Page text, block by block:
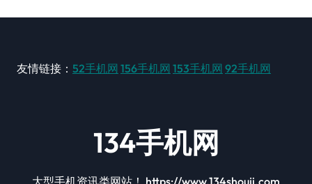
友情链接： 52手机网 156手机网 153手机网 92手机网
134手机网
大型手机资讯类网站！ https://www.134shouji.com